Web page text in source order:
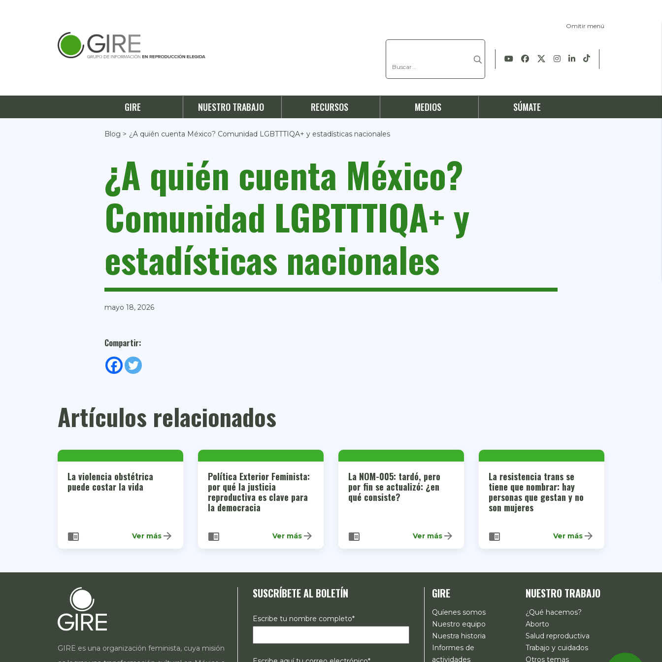
Omitir menú
GIRE NUESTRO TRABAJO RECURSOS MEDIOS SÚMATE
Blog > ¿A quién cuenta México? Comunidad LGBTTTIQA+ y estadísticas nacionales
¿A quién cuenta México?
Comunidad LGBTTTIQA+ y
estadísticas nacionales
mayo 18, 2026
Compartir:
Artículos relacionados
La violencia obstétrica
puede costar la vida
chrome_reader_mode Ver más arrow_forward
Política Exterior Feminista:
por qué la justicia
reproductiva es clave para
la democracia
chrome_reader_mode Ver más arrow_forward
La NOM-005: tardó, pero
por fin se actualizó: ¿en
qué consiste?
chrome_reader_mode Ver más arrow_forward
La resistencia trans se
tiene que nombrar: hay
personas que gestan y no
son mujeres
chrome_reader_mode Ver más arrow_forward
GIRE es una organización feminista, cuya misión
SUSCRÍBETE AL BOLETÍN
Escribe tu nombre completo*
GIRE
Quíenes somos
Nuestro equipo
Nuestra historia
Informes de
actividades
NUESTRO TRABAJO
¿Qué hacemos?
Aborto
Salud reproductiva
Trabajo y cuidados
Otros temas